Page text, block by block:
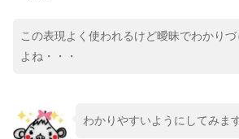
この表現よく使われるけど曖昧でわかり
よね・・・
わかりやすいようにしてみま